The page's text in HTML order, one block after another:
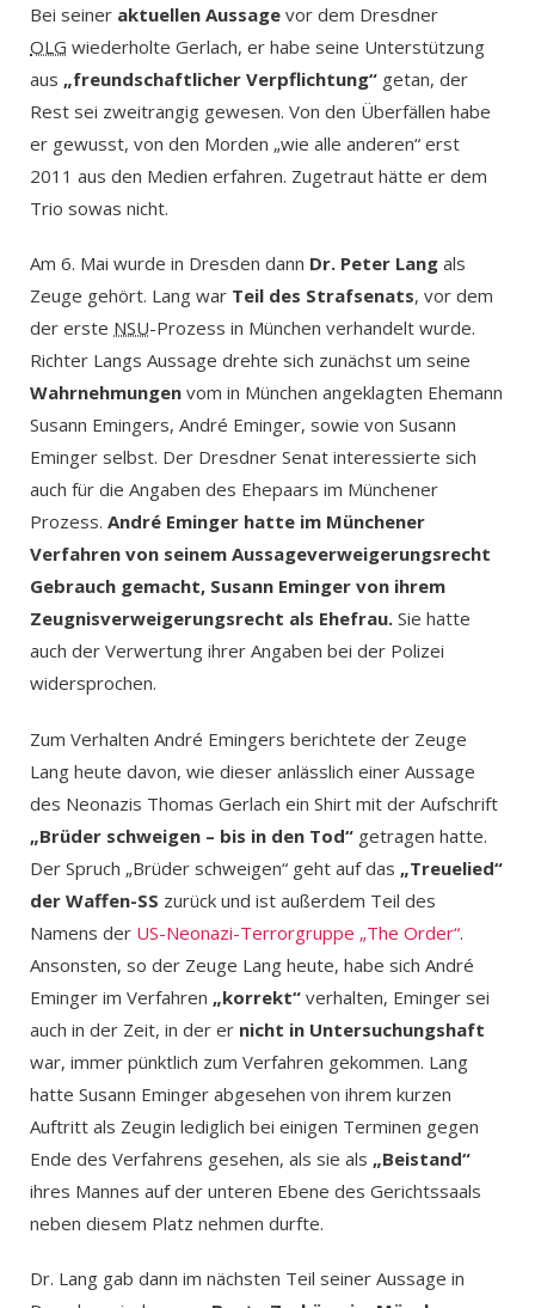
Bei seiner aktuellen Aussage vor dem Dresdner
OLG wiederholte Gerlach, er habe seine Unterstützung
aus „freundschaftlicher Verpflichtung“ getan, der
Rest sei zweitrangig gewesen. Von den Überfällen habe
er gewusst, von den Morden „wie alle anderen“ erst
2011 aus den Medien erfahren. Zugetraut hätte er dem
Trio sowas nicht.
Am 6. Mai wurde in Dresden dann Dr. Peter Lang als
Zeuge gehört. Lang war Teil des Strafsenats, vor dem
der erste NSU-Prozess in München verhandelt wurde.
Richter Langs Aussage drehte sich zunächst um seine
Wahrnehmungen vom in München angeklagten Ehemann
Susann Emingers, André Eminger, sowie von Susann
Eminger selbst. Der Dresdner Senat interessierte sich
auch für die Angaben des Ehepaars im Münchener
Prozess. André Eminger hatte im Münchener
Verfahren von seinem Aussageverweigerungsrecht
Gebrauch gemacht, Susann Eminger von ihrem
Zeugnisverweigerungsrecht als Ehefrau. Sie hatte
auch der Verwertung ihrer Angaben bei der Polizei
widersprochen.
Zum Verhalten André Emingers berichtete der Zeuge
Lang heute davon, wie dieser anlässlich einer Aussage
des Neonazis Thomas Gerlach ein Shirt mit der Aufschrift
„Brüder schweigen – bis in den Tod“ getragen hatte.
Der Spruch „Brüder schweigen“ geht auf das „Treuelied“
der Waffen-SS zurück und ist außerdem Teil des
Namens der US-Neonazi-Terrorgruppe „The Order“.
Ansonsten, so der Zeuge Lang heute, habe sich André
Eminger im Verfahren „korrekt“ verhalten, Eminger sei
auch in der Zeit, in der er nicht in Untersuchungshaft
war, immer pünktlich zum Verfahren gekommen. Lang
hatte Susann Eminger abgesehen von ihrem kurzen
Auftritt als Zeugin lediglich bei einigen Terminen gegen
Ende des Verfahrens gesehen, als sie als „Beistand“
ihres Mannes auf der unteren Ebene des Gerichtssaals
neben diesem Platz nehmen durfte.
Dr. Lang gab dann im nächsten Teil seiner Aussage in